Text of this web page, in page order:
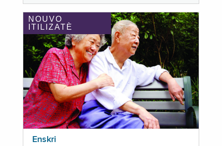
NOUVO
ITILIZATÈ
Enskri